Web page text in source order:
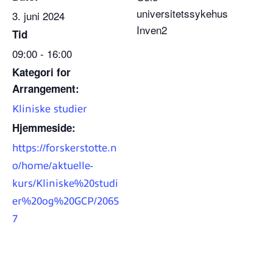
3. juni 2024
Tid
09:00 - 16:00
Kategori for
Arrangement:
Kliniske studier
Hjemmeside:
https://forskerstotte.n
o/home/aktuelle-
kurs/Kliniske%20studi
er%20og%20GCP/2065
7
universitetssykehus
Inven2